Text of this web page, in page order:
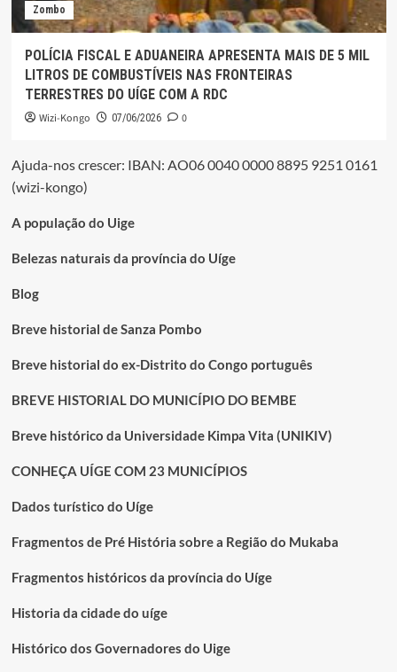
Zombo
POLÍCIA FISCAL E ADUANEIRA APRESENTA MAIS DE 5 MIL
LITROS DE COMBUSTÍVEIS NAS FRONTEIRAS
TERRESTRES DO UÍGE COM A RDC
Wizi-Kongo 07/06/2026 0
Ajuda-nos crescer: IBAN: AO06 0040 0000 8895 9251 0161
(wizi-kongo)
A população do Uige
Belezas naturais da província do Uíge
Blog
Breve historial de Sanza Pombo
Breve historial do ex-Distrito do Congo português
BREVE HISTORIAL DO MUNICÍPIO DO BEMBE
Breve histórico da Universidade Kimpa Vita (UNIKIV)
CONHEÇA UÍGE COM 23 MUNICÍPIOS
Dados turístico do Uíge
Fragmentos de Pré História sobre a Região do Mukaba
Fragmentos históricos da província do Uíge
Historia da cidade do uíge
Histórico dos Governadores do Uige